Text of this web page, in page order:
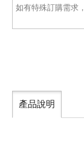
產品說明